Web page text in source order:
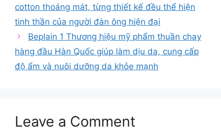
cotton thoáng mát, từng thiết kế đều thể hiện
tinh thần của người đàn ông hiện đại
Beplain 1 Thương hiệu mỹ phẩm thuần chay
hàng đầu Hàn Quốc giúp làm dịu da, cung cấp
độ ẩm và nuôi dưỡng da khỏe mạnh
Leave a Comment